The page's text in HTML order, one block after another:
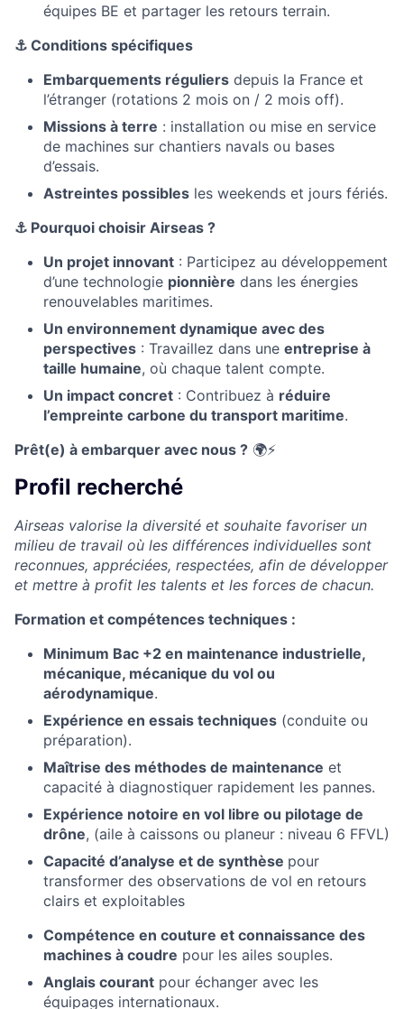
équipes BE et partager les retours terrain.
⚓ Conditions spécifiques
Embarquements réguliers depuis la France et
l’étranger (rotations 2 mois on / 2 mois off).
Missions à terre : installation ou mise en service
de machines sur chantiers navals ou bases
d’essais.
Astreintes possibles les weekends et jours fériés.
⚓ Pourquoi choisir Airseas ?
Un projet innovant : Participez au développement
d’une technologie pionnière dans les énergies
renouvelables maritimes.
Un environnement dynamique avec des
perspectives : Travaillez dans une entreprise à
taille humaine, où chaque talent compte.
Un impact concret : Contribuez à réduire
l’empreinte carbone du transport maritime.
Prêt(e) à embarquer avec nous ? 🌍⚡
Profil recherché
Airseas valorise la diversité et souhaite favoriser un
milieu de travail où les différences individuelles sont
reconnues, appréciées, respectées, afin de développer
et mettre à profit les talents et les forces de chacun.
Formation et compétences techniques :
Minimum Bac +2 en maintenance industrielle,
mécanique, mécanique du vol ou
aérodynamique.
Expérience en essais techniques (conduite ou
préparation).
Maîtrise des méthodes de maintenance et
capacité à diagnostiquer rapidement les pannes.
Expérience notoire en vol libre ou pilotage de
drône, (aile à caissons ou planeur : niveau 6 FFVL)
Capacité d’analyse et de synthèse pour
transformer des observations de vol en retours
clairs et exploitables
Compétence en couture et connaissance des
machines à coudre pour les ailes souples.
Anglais courant pour échanger avec les
équipages internationaux.